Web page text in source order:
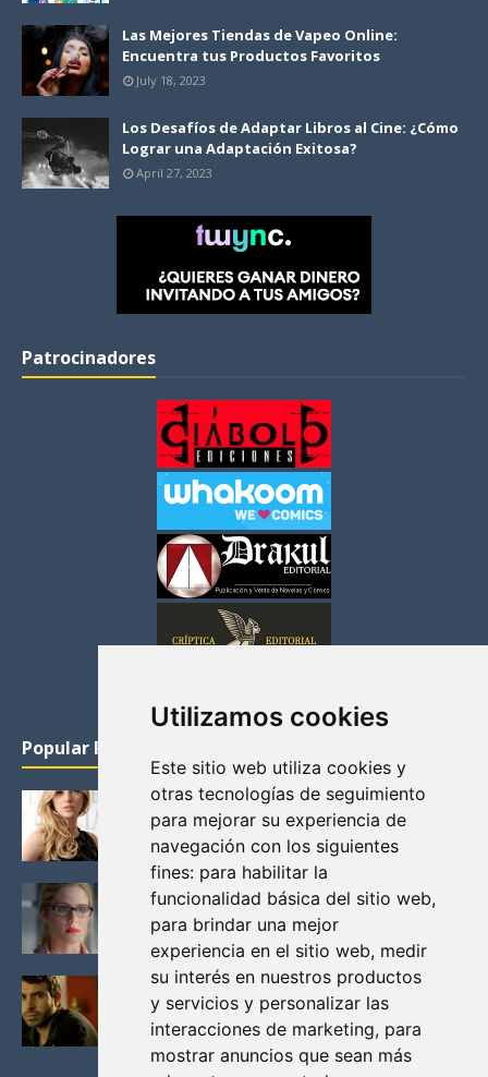
Utilizamos cookies
Este sitio web utiliza cookies y
otras tecnologías de seguimiento
para mejorar su experiencia de
navegación con los siguientes
fines: para habilitar la
funcionalidad básica del sitio web,
para brindar una mejor
experiencia en el sitio web, medir
su interés en nuestros productos
y servicios y personalizar las
interacciones de marketing, para
mostrar anuncios que sean más
Las Mejores Tiendas de Vapeo Online:
Encuentra tus Productos Favoritos
July 18, 2023
Los Desafíos de Adaptar Libros al Cine: ¿Cómo
Lograr una Adaptación Exitosa?
April 27, 2023
Patrocinadores
Popular Posts
KATHERYN WINNICK: LA ACTRIZ MAS GUAPA DE
VIKINGOS
Junio 14, 2013
FELICITY (EMILY BETT RICKARDS), LAS FOTOS
MAS BONITAS DE LA ALIADA DE ARROW
Noviembre 30, 2013
BLACK MIRROR: TODA TU HISTORIA. EPISODIO 3.
LA CRITICA
Mayo 17, 2012